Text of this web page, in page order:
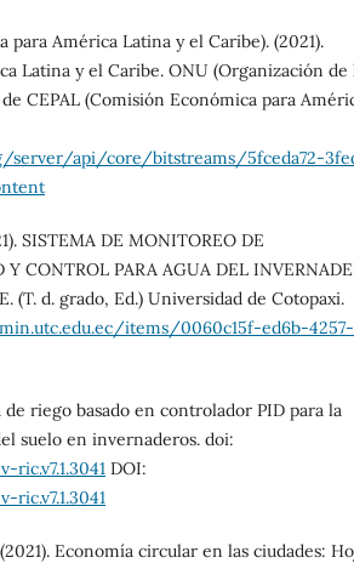
para América Latina y el Caribe). (2021).
Latina y el Caribe. ONU (Organización de
CEPAL (Comisión Económica para
server/api/core/bitstreams/5fceda72-
SISTEMA DE MONITOREO DE
CONTROL PARA AGUA DEL
(T. d. grado, Ed.) Universidad de Cotopaxi.
items/0060c15f-ed6b-4257-
de riego basado en controlador PID para la
suelo en invernaderos. doi:
DOI:
Economía circular en las ciudades: